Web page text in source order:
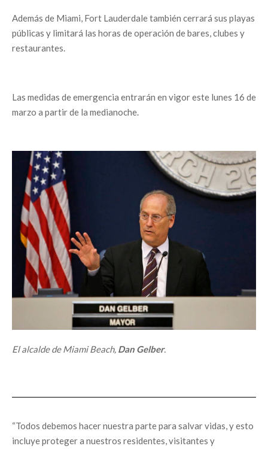
Además de Miami, Fort Lauderdale también cerrará sus playas
públicas y limitará las horas de operación de bares, clubes y
restaurantes.
Las medidas de emergencia entrarán en vigor este lunes 16 de
marzo a partir de la medianoche.
El alcalde de Miami Beach, Dan Gelber.
“Todos debemos hacer nuestra parte para salvar vidas, y esto
incluye proteger a nuestros residentes, visitantes y